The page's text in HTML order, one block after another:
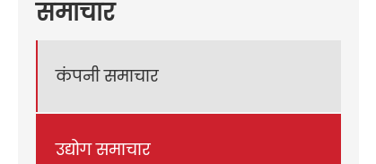
समाचार
कंपनी समाचार
उद्योग समाचार